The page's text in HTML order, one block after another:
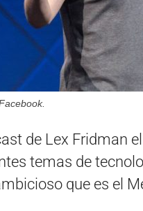
de Lex Fridman
temas de
que es el